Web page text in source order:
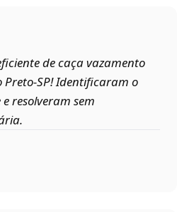
de caça vazamento
Preto‑SP! Identificaram o
resolveram sem